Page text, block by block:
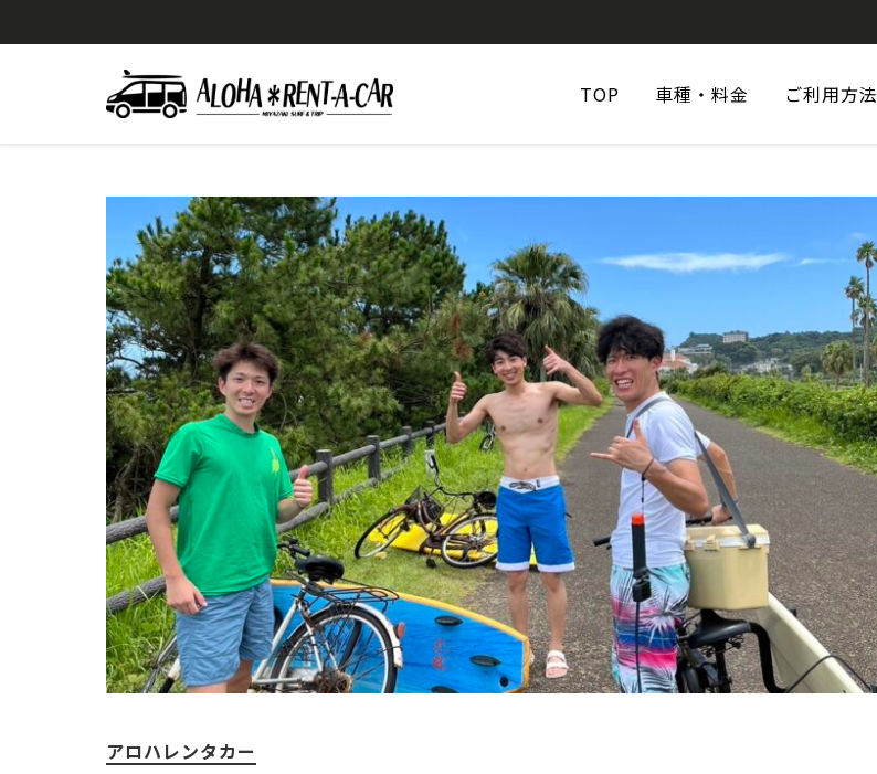
TOP 車種・料金 ご利用方法
アロハレンタカー